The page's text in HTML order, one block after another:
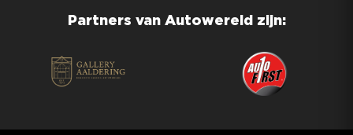
Partners van Autowereld zijn: